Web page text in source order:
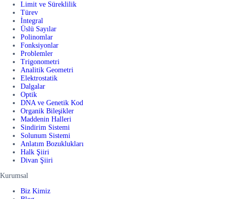
Limit ve Süreklilik
Türev
İntegral
Üslü Sayılar
Polinomlar
Fonksiyonlar
Problemler
Trigonometri
Analitik Geometri
Elektrostatik
Dalgalar
Optik
DNA ve Genetik Kod
Organik Bileşikler
Maddenin Halleri
Sindirim Sistemi
Solunum Sistemi
Anlatım Bozuklukları
Halk Şiiri
Divan Şiiri
Kurumsal
Biz Kimiz